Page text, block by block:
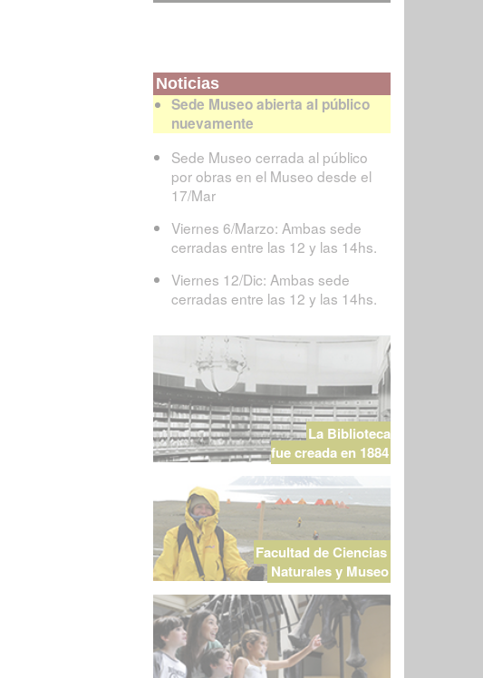
Noticias
Sede Museo abierta al público
nuevamente
Sede Museo cerrada al público
por obras en el Museo desde el
17/Mar
Viernes 6/Marzo: Ambas sede
cerradas entre las 12 y las 14hs.
Viernes 12/Dic: Ambas sede
cerradas entre las 12 y las 14hs.
La Biblioteca
fue creada en 1884
Facultad de Ciencias
Naturales y Museo